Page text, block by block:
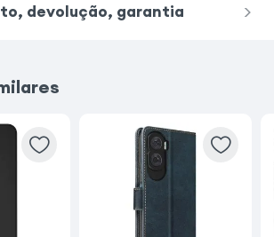
devolução, garantia